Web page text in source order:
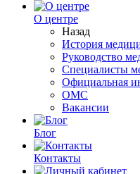
О центре
Назад
История
Руководство
Специалисты
Официальная
ОМС
Вакансии
Блог
Контакты